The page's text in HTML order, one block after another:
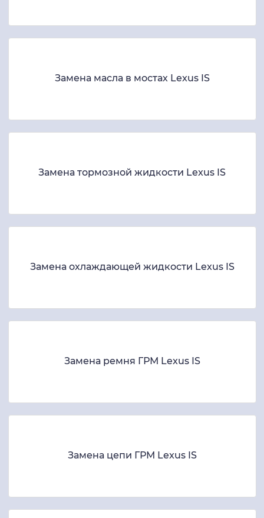
Замена масла в мостах Lexus IS
Замена тормозной жидкости Lexus IS
Замена охлаждающей жидкости Lexus IS
Замена ремня ГРМ Lexus IS
Замена цепи ГРМ Lexus IS